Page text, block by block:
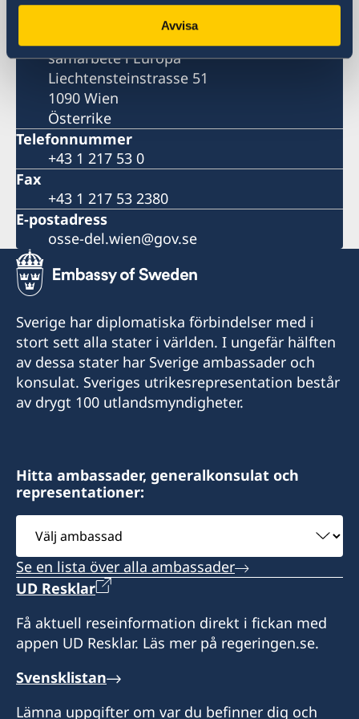
Avvisa
Sveriges ständiga delegation vid
samarbete i Europa
Liechtensteinstrasse 51
1090 Wien
Österrike
Telefonnummer
+43 1 217 53 0
Fax
+43 1 217 53 2380
E-postadress
osse-del.wien@gov.se
Sverige har diplomatiska förbindelser med i
stort sett alla stater i världen. I ungefär hälften
av dessa stater har Sverige ambassader och
konsulat. Sveriges utrikesrepresentation består
av drygt 100 utlandsmyndigheter.
Hitta ambassader, generalkonsulat och
representationer:
Välj
ambassad
Se en lista över alla ambassader
UD Resklar
Få aktuell reseinformation direkt i fickan med
appen UD Resklar. Läs mer på regeringen.se.
Svensklistan
Lämna uppgifter om var du befinner dig och